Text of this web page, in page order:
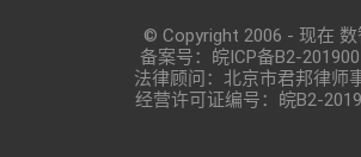
© Copyright 2006 - 现在 数
备案号： 皖ICP备B2-
法律顾问：北京市君邦律师
经营许可证编号：皖B2-